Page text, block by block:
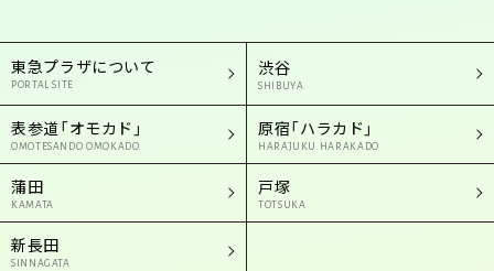
東急プラザについて
PORTAL SITE
渋谷
SHIBUYA
表参道「オモカド」
OMOTESANDO OMOKADO
原宿「ハラカド」
HARAJUKU HARAKADO
蒲田
KAMATA
戸塚
TOTSUKA
新長田
SINNAGATA